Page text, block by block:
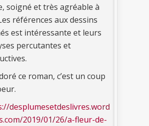
soigné et très agréable à
références aux dessins
est intéressante et leurs
percutantes et
ce roman, c’est un coup
desplumesetdeslivres.word
2019/01/26/a-fleur-de-